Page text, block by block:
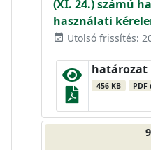
(XI. 24.) számú
használati
event_available Utolsó frissítés:
határozat
456 KB